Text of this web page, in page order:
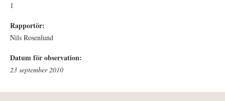
1
Rapportör:
Nils Rosenlund
Datum för observation:
23 september 2010